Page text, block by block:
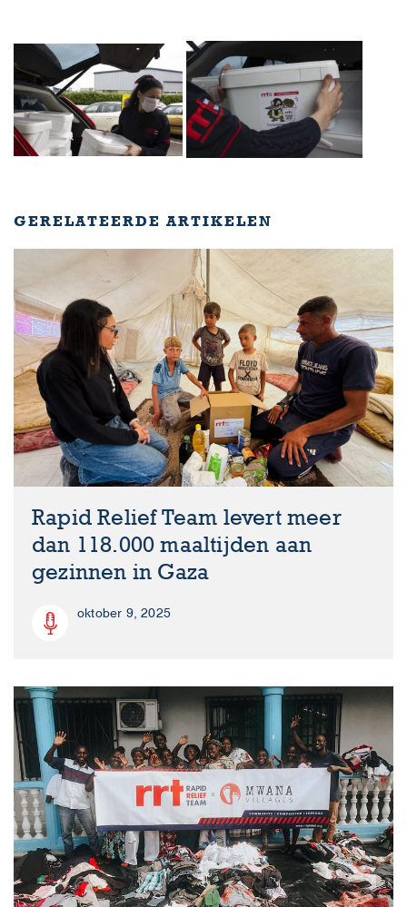
GERELATEERDE ARTIKELEN
Rapid Relief Team levert meer
dan 118.000 maaltijden aan
gezinnen in Gaza
oktober 9, 2025